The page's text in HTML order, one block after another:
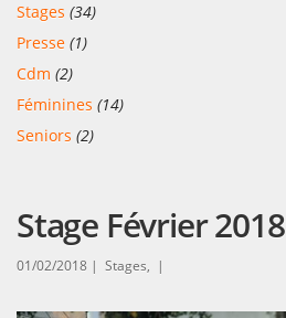
Stages (34)
Presse (1)
Cdm (2)
Féminines (14)
Seniors (2)
Stage Février 2018
01/02/2018 | Stages, |